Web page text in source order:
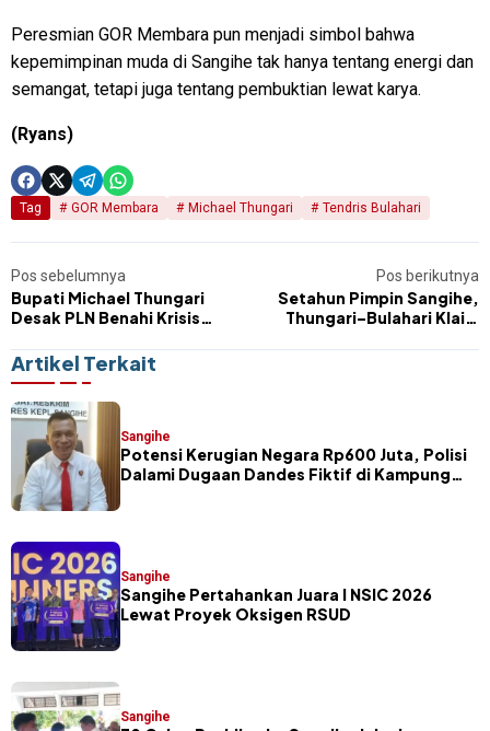
Peresmian GOR Membara pun menjadi simbol bahwa
kepemimpinan muda di Sangihe tak hanya tentang energi dan
semangat, tetapi juga tentang pembuktian lewat karya.
(Ryans)
Tag GOR Membara Michael Thungari Tendris Bulahari
Pos sebelumnya
Bupati Michael Thungari
Desak PLN Benahi Krisis
Pos berikutnya
Setahun Pimpin Sangihe,
Thungari–Bulahari Klaim
Persen
Artikel Terkait
Sangihe
Potensi Kerugian Negara Rp600 Juta, Polisi
Dalami Dugaan Dandes Fiktif di Kampung
Sangihe
Sangihe Pertahankan Juara I NSIC 2026
Lewat Proyek Oksigen RSUD
Sangihe